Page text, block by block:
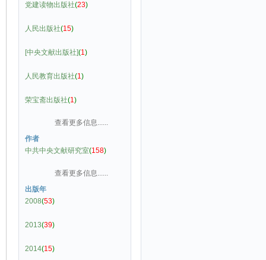
党建读物出版社(23)
人民出版社(15)
[中央文献出版社](1)
人民教育出版社(1)
荣宝斋出版社(1)
查看更多信息......
作者
中共中央文献研究室(158)
查看更多信息......
出版年
2008(53)
2013(39)
2014(15)